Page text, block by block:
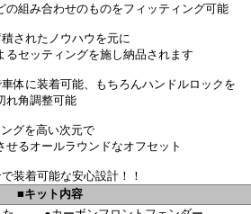
組み合わせのものをフィッティング可能
されたノウハウを元に
セッティングを施し納品されます
体に装着可能、もちろんハンドルロックを
れ角調整可能
グを高い次元で
ドなオフセット
装着可能な安心設計！！
■キット内容